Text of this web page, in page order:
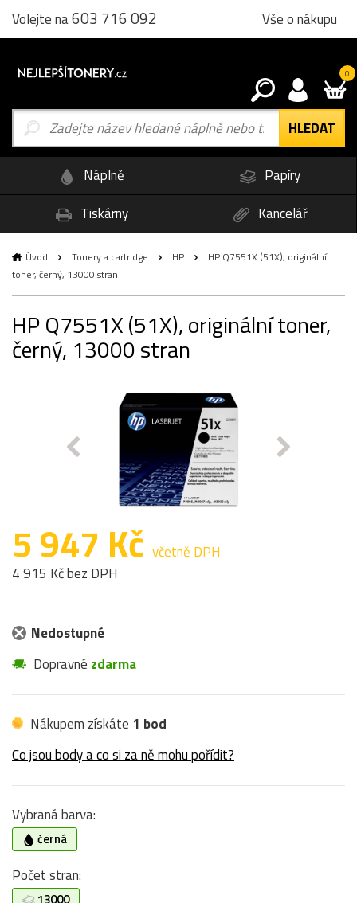
Volejte na603 716 092 Vše o nákupu
0
Náplně
Papíry
Tiskárny
Kancelář
Úvod Tonery a cartridge HP
HP Q7551X (51X), originální
toner, černý, 13000 stran
HP Q7551X (51X), originální toner,
černý, 13000 stran
5 947 Kč včetně DPH
4 915 Kč bez DPH
Nedostupné
Dopravné zdarma
Nákupem získáte 1 bod
Co jsou body a co si za ně mohu pořídit?
Vybraná barva:
černá
Počet stran:
13000